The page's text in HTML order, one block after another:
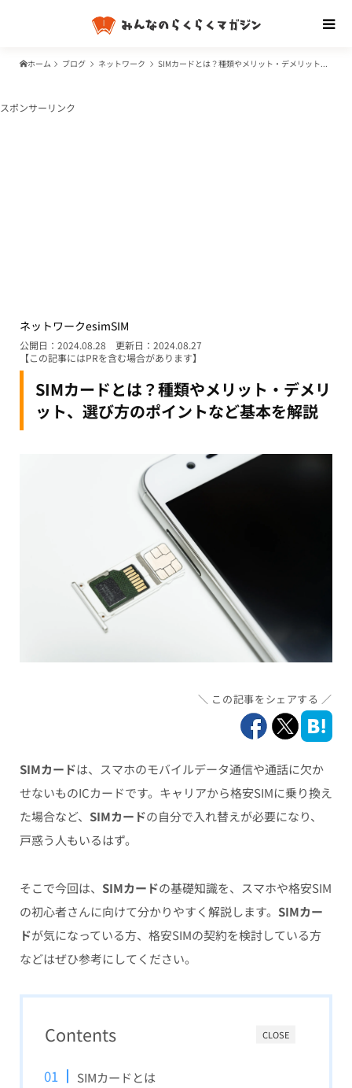
ホーム ブログ ネットワーク SIMカードとは？種類やメリット・デメリット、選び方のポイントなど基本を解説
スポンサーリンク
ネットワークesimSIM
SIMカードとは？種類やメリット・デメリ
ット、選び方のポイントなど基本を解説
公開日：2024.08.28
更新日：2024.08.27
【この記事にはPRを含む場合があります】
この記事をシェアする
SIMカードは、スマホのモバイルデータ通信や通話に欠か
せないものICカードです。キャリアから格安SIMに乗り換え
た場合など、 SIMカードの自分で入れ替えが必要になり、
戸惑う人もいるはず。
そこで今回は、 SIMカードの基礎知識を、スマホや格安SIM
の初心者さんに向けて分かりやすく解説します。 SIMカー
ドが気になっている方、格安SIMの契約を検討している方
などはぜひ参考にしてください。
CLOSE
Contents
SIMカードとは